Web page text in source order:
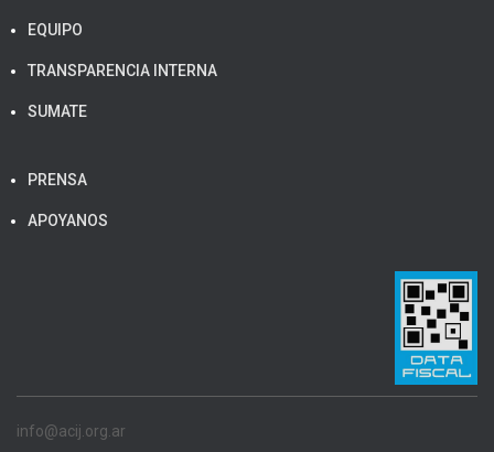
EQUIPO
TRANSPARENCIA INTERNA
SUMATE
PRENSA
APOYANOS
info@acij.org.ar